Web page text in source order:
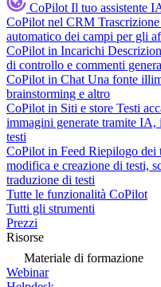
CoPilot Il tuo assistente
CoPilot nel CRM
automatico dei campi per gli
CoPilot in Incarichi
di controllo e commenti
CoPilot in Chat Una fonte
brainstorming e altro
CoPilot in Siti e store Testi
immagini generate tramite IA,
testi
CoPilot in Feed Riepilogo dei
modifica e creazione di testi,
traduzione di testi
Tutte le funzionalità CoPilot
Tutti gli strumenti
Prezzi
Risorse
Materiale di formazione
Webinar